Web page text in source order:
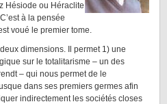
Hésiode ou Héraclite
à la pensée
voué le premier tome.
dimensions. Il permet 1) une
sur le totalitarisme – un des
– qui nous permet de le
dans ses premiers germes afin
indirectement les sociétés closes